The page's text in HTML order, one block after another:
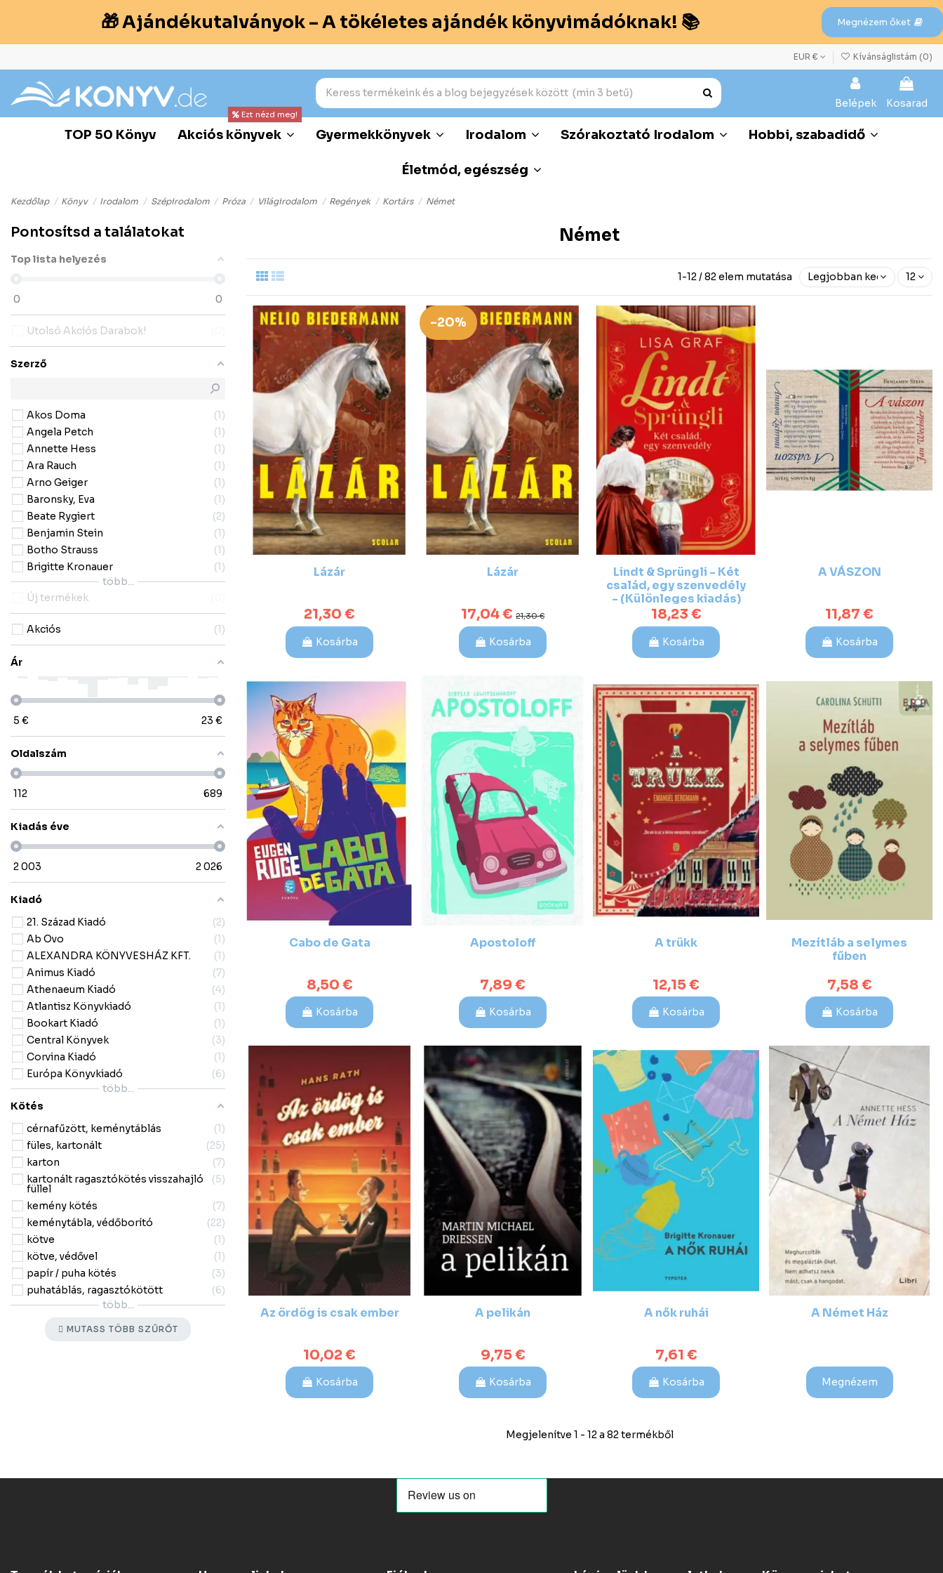
🎁 Ajándékutalványok – A tökéletes ajándék könyvimádóknak! 📚 Megnézem őket
EUR € Kívánságlistám (0)
Belépek Kosarad
TOP 50 Könyv Akciós könyvek
Ezt nézd meg!
Gyermekkönyvek Irodalom Szórakoztató Irodalom Hobbi, szabadidő
Életmód, egészség
Kezdőlap Könyv Irodalom Szépirodalom Próza Világirodalom Regények Kortárs Német
Német
1-12 / 82 elem mutatása Legjobban kedvelt előre
12
Lázár
21,30 €
Kosárba
-20%
Lázár
17,04 € 21,30 €
Kosárba
Lindt & Sprüngli - Két
család, egy szenvedély
- (Különleges kiadás)
18,23 €
Kosárba
A VÁSZON
11,87 €
Kosárba
Cabo de Gata
8,50 €
Kosárba
Apostoloff
7,89 €
Kosárba
A trükk
12,15 €
Kosárba
Mezítláb a selymes
fűben
7,58 €
Kosárba
Az ördög is csak ember
10,02 €
Kosárba
A pelikán
9,75 €
Kosárba
A nők ruhái
7,61 €
Kosárba
A Német Ház
Megnézem
Megjelenítve 1 - 12 a 82 termékből
Pontosítsd a találatokat
Top lista helyezés
0 0
Utolsó Akciós Darabok!
Szerző
Akos Doma
1
Angela Petch
1
Annette Hess
1
Ara Rauch
1
Arno Geiger
1
Baronsky, Eva
1
Beate Rygiert
2
Benjamin Stein
1
Botho Strauss
1
Brigitte Kronauer
1
több...
Új termékek
Akciós 1
Ár
5 € 23 €
Oldalszám
112 689
Kiadás éve
2 003 2 026
Kiadó
21. Század Kiadó
2
Ab Ovo
1
ALEXANDRA KÖNYVESHÁZ KFT.
1
Animus Kiadó
7
Athenaeum Kiadó
4
Atlantisz Könyvkiadó
1
Bookart Kiadó
1
Central Könyvek
3
Corvina Kiadó
1
Európa Könyvkiadó
6
több...
Kötés
cérnafűzött, keménytáblás
1
füles, kartonált
25
karton
7
kartonált ragasztókötés visszahajló
füllel
5
kemény kötés
7
keménytábla, védőborító
22
kötve
1
kötve, védővel
1
papír / puha kötés
3
puhatáblás, ragasztókötött
6
több...
MUTASS TÖBB SZŰRŐT